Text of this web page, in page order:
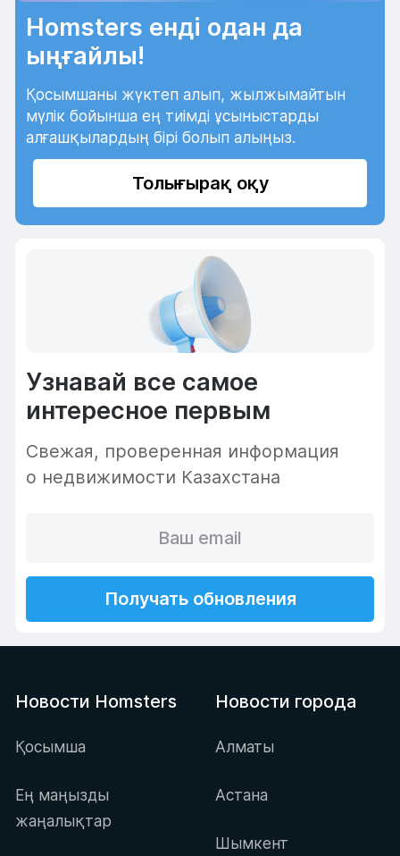
Homsters енді одан да
ыңғайлы!
Қосымшаны жүктеп алып, жылжымайтын
мүлік бойынша ең тиімді ұсыныстарды
алғашқылардың бірі болып алыңыз.
Толығырақ оқу
Узнавай все самое
интересное первым
Cвежая, проверенная информация
о недвижимости Казахстана
Получать обновления
Новости Homsters
Қосымша
Ең маңызды
жаңалықтар
Новости города
Алматы
Астана
Шымкент